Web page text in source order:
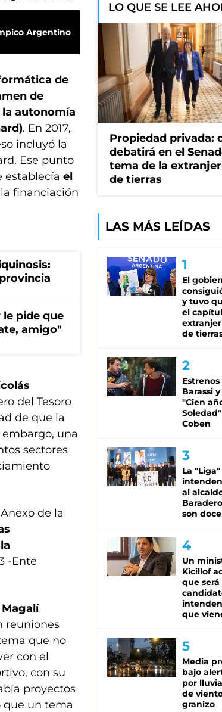
Argentino
de
de
autonomía
. En 2017,
incluyó la
Ese punto
establecía el
financiación
pide que
amigo"
del Tesoro
de que la
una
sectores
de la
-Ente
Magalí
reuniones
que no
con el
con su
proyectos
que un tema
LO QUE SE LEE
Propiedad privada:
debatirá en el
tema de la
de tierras
LAS MÁS LEÍDAS
El
y tuvo
el
de
Estrenos
Barassi
"Cien
Coben
La
al
son doce
Un
Kicillof
que será
que
Media
bajo
por
de
granizo